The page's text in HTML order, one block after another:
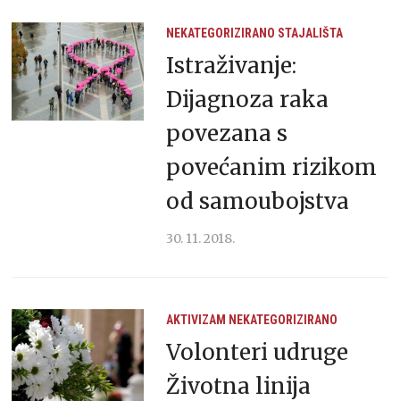
NEKATEGORIZIRANO STAJALIŠTA
Istraživanje:
Dijagnoza raka
povezana s
povećanim rizikom
od samoubojstva
30. 11. 2018.
AKTIVIZAM NEKATEGORIZIRANO
Volonteri udruge
Životna linija